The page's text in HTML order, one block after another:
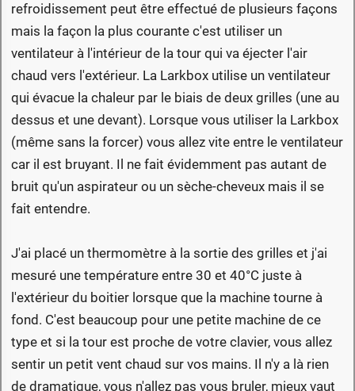
refroidissement peut être effectué de plusieurs façons
mais la façon la plus courante c'est utiliser un
ventilateur à l'intérieur de la tour qui va éjecter l'air
chaud vers l'extérieur. La Larkbox utilise un ventilateur
qui évacue la chaleur par le biais de deux grilles (une au
dessus et une devant). Lorsque vous utiliser la Larkbox
(même sans la forcer) vous allez vite entre le ventilateur
car il est bruyant. Il ne fait évidemment pas autant de
bruit qu'un aspirateur ou un sèche-cheveux mais il se
fait entendre.
J'ai placé un thermomètre à la sortie des grilles et j'ai
mesuré une température entre 30 et 40°C juste à
l'extérieur du boitier lorsque que la machine tourne à
fond. C'est beaucoup pour une petite machine de ce
type et si la tour est proche de votre clavier, vous allez
sentir un petit vent chaud sur vos mains. Il n'y a là rien
de dramatique, vous n'allez pas vous bruler, mieux vaut